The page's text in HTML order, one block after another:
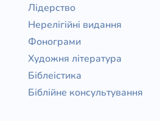
Лідерство
Нерелігійні видання
Фонограми
Художня література
Біблеістика
Біблійне консультування